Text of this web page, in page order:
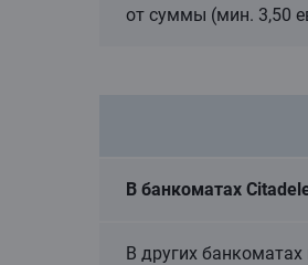
от суммы (мин. 3,50
В банкоматах
В других